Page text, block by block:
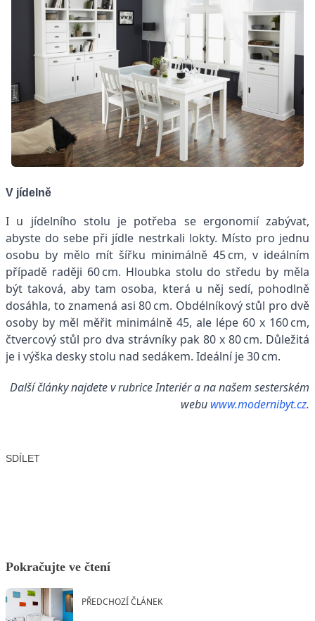
V jídelně
I u jídelního stolu je potřeba se ergonomií zabývat,
abyste do sebe při jídle nestrkali lokty. Místo pro jednu
osobu by mělo mít šířku minimálně 45 cm, v ideálním
případě raději 60 cm. Hloubka stolu do středu by měla
být taková, aby tam osoba, která u něj sedí, pohodlně
dosáhla, to znamená asi 80 cm. Obdélníkový stůl pro dvě
osoby by měl měřit minimálně 45, ale lépe 60 x 160 cm,
čtvercový stůl pro dva strávníky pak 80 x 80 cm. Důležitá
je i výška desky stolu nad sedákem. Ideální je 30 cm.
Další články najdete v rubrice Interiér a na našem sesterském
webu www.modernibyt.cz.
SDÍLET
Pokračujte ve čtení
PŘEDCHOZÍ ČLÁNEK